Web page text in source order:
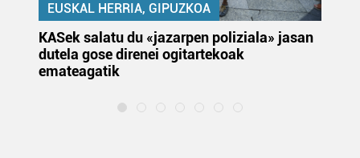
EUSKAL HERRIA, GIPUZKOA
KASek salatu du «jazarpen poliziala» jasan
dutela gose direnei ogitartekoak
emateagatik